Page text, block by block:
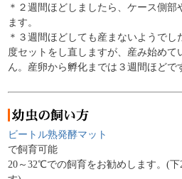
＊２週間ほどしましたら、ケース側
ます。
＊３週間ほどしても産まないようで
度セットをし直しますが、産み始め
ん。産卵から孵化までは３週間ほどで
ビートル熟発酵マット
で飼育可能
20～32℃での飼育をお勧めします。(